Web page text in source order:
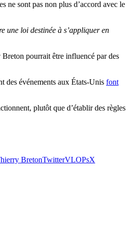
ne sont pas non plus d’accord avec le
une loi destinée à s’appliquer en
pourrait être influencé par des
des événements aux États-Unis font
plutôt que d’établir des règles
BretonTwitterVLOPsX